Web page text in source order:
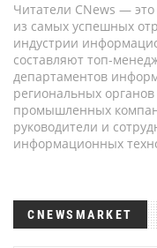
Читатели CNews —
из самых успешных
индустрии
составляют топ-
департаментов
региональных органов
промышленных
руководители и
информационных
CNEWSMARKET